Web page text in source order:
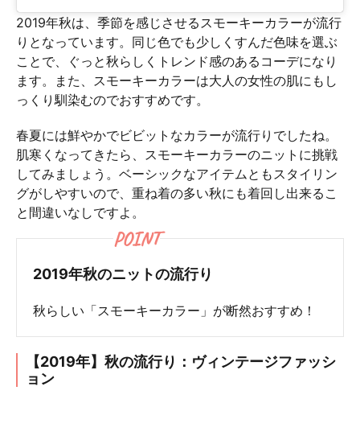
2019年秋は、季節を感じさせるスモーキーカラーが流行
りとなっています。同じ色でも少しくすんだ色味を選ぶ
ことで、ぐっと秋らしくトレンド感のあるコーデになり
ます。また、スモーキーカラーは大人の女性の肌にもし
っくり馴染むのでおすすめです。
春夏には鮮やかでビビットなカラーが流行りでしたね。
肌寒くなってきたら、スモーキーカラーのニットに挑戦
してみましょう。ベーシックなアイテムともスタイリン
グがしやすいので、重ね着の多い秋にも着回し出来るこ
と間違いなしですよ。
POINT
2019年秋のニットの流行り
秋らしい「スモーキーカラー」が断然おすすめ！
【2019年】秋の流行り：ヴィンテージファッシ
ョン